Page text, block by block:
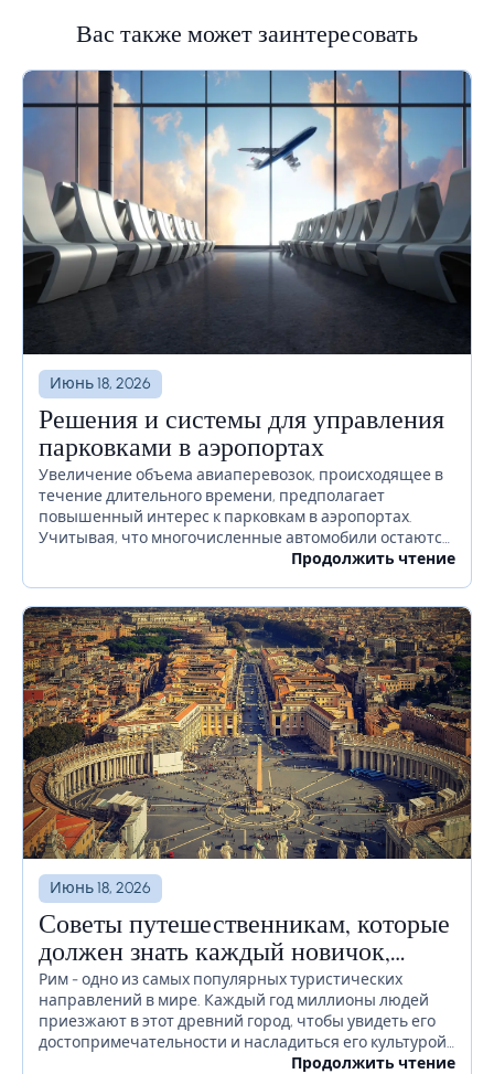
Вас также может заинтересовать
Июнь 18, 2026
Решения и системы для управления
парковками в аэропортах
Увеличение объема авиаперевозок, происходящее в
течение длительного времени, предполагает
повышенный интерес к парковкам в аэропортах.
Учитывая, что многочисленные автомобили остаются
на территории аэропорта в течение длительного
Продолжить чтение
Июнь 18, 2026
Советы путешественникам, которые
должен знать каждый новичок,
прежде чем отправиться в Рим
Рим - одно из самых популярных туристических
направлений в мире. Каждый год миллионы людей
приезжают в этот древний город, чтобы увидеть его
достопримечательности и насладиться его культурой.
Если вы планируете посетить Рим в ближайшее
Продолжить чтение